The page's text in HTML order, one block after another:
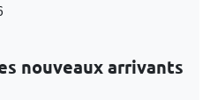
nouveaux arrivants